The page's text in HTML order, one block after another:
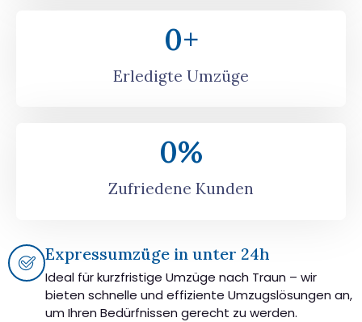
Erledigte Umzüge
0+
Zufriedene Kunden
0%
Expressumzüge in unter 24h
Ideal für kurzfristige Umzüge nach Traun – wir
bieten schnelle und effiziente Umzugslösungen an,
um Ihren Bedürfnissen gerecht zu werden.